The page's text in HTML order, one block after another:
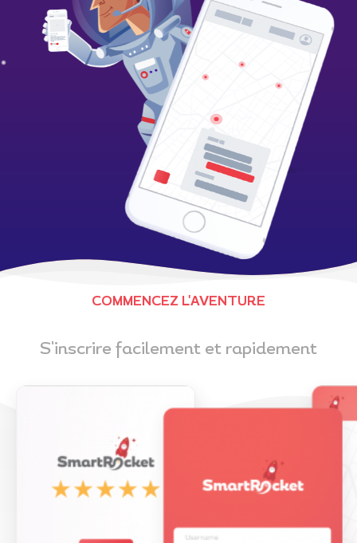
COMMENCEZ L'AVENTURE
S'inscrire facilement et rapidement